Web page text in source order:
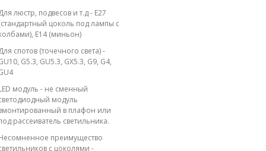
люстр, подвесов и т.д - E27
цоколь под лампы с
E14 (миньон)
спотов (точечного света) -
G5.3, GU5.3, GX5.3, G9, G4,
модуль - не сменный
модуль
в плафон или
рассеиватель светильника.
преимущество
с цоколями -